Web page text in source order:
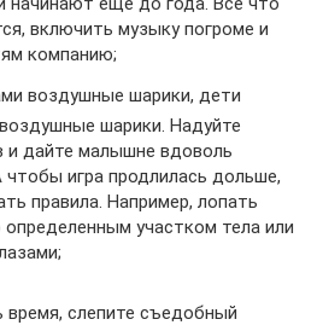
включить музыку погроме и
компанию;
воздушные шарики, дети
шарики. Надуйте
и дайте малышне вдоволь
чтобы игра продлилась дольше,
правила. Например, лопать
участком тела или
время, слепите съедобный